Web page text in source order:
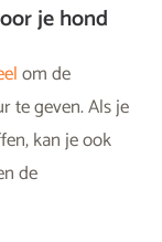
je hond
om de
te geven. Als je
kan je ook
de